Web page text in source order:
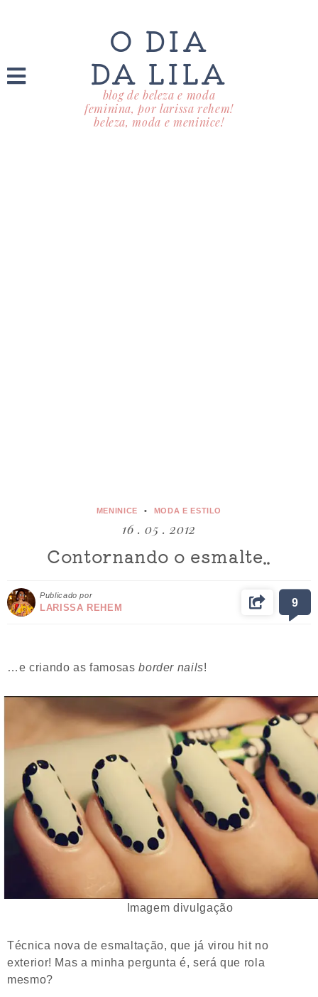
O DIA
DA LILA
blog de beleza e moda
feminina, por larissa rehem!
beleza, moda e meninice!
MENINICE MODA E ESTILO
16 . 05 . 2012
Contornando o esmalte..
Publicado por
LARISSA REHEM 9
…e criando as famosasborder nails!
Imagem divulgação
Técnica nova de esmaltação, que já virou hit no
exterior! Mas a minha pergunta é, será que rola
mesmo?